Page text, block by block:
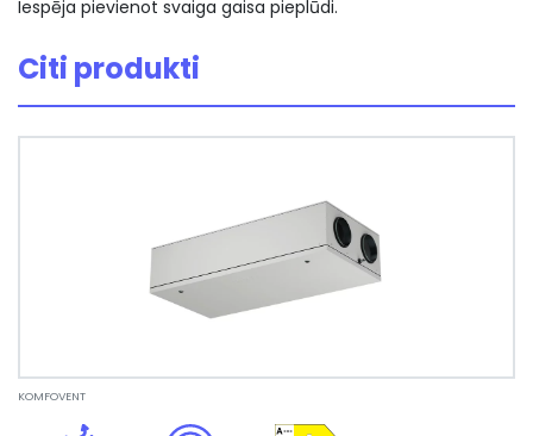
Iespēja pievienot svaiga gaisa pieplūdi.
Citi produkti
KOMFOVENT